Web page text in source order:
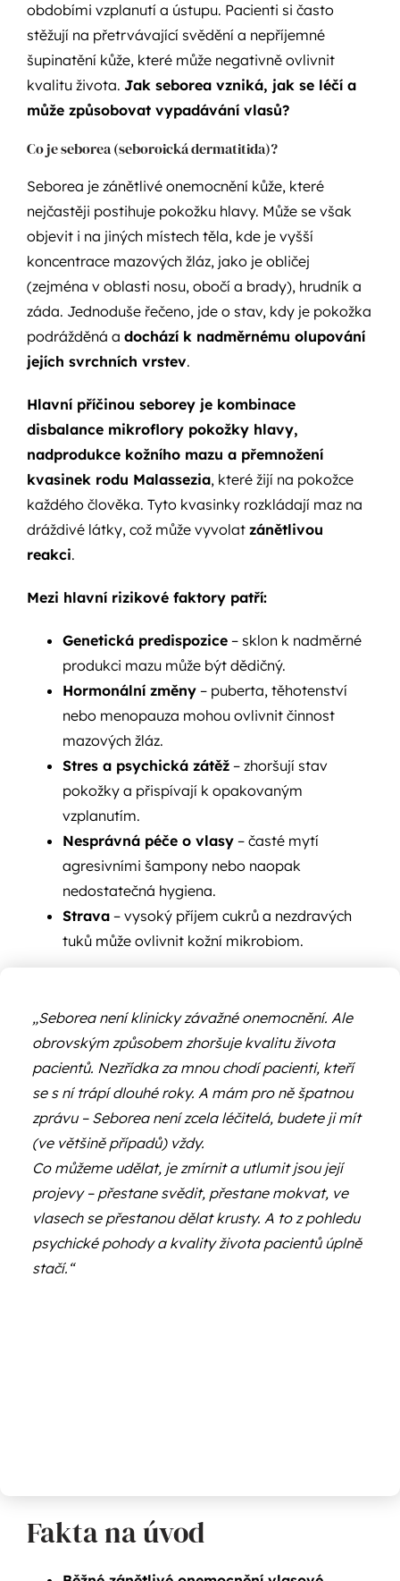
obdobími vzplanutí a ústupu. Pacienti si často
stěžují na přetrvávající svědění a nepříjemné
šupinatění kůže, které může negativně ovlivnit
kvalitu života. Jak seborea vzniká, jak se léčí a
může způsobovat vypadávání vlasů?
Co je seborea (seboroická dermatitida)?
Seborea je zánětlivé onemocnění kůže, které
nejčastěji postihuje pokožku hlavy. Může se však
objevit i na jiných místech těla, kde je vyšší
koncentrace mazových žláz, jako je obličej
(zejména v oblasti nosu, obočí a brady), hrudník a
záda. Jednoduše řečeno, jde o stav, kdy je pokožka
podrážděná a dochází k nadměrnému olupování
jejích svrchních vrstev.
Hlavní příčinou seborey je kombinace
disbalance mikroflory pokožky hlavy,
nadprodukce kožního mazu a přemnožení
kvasinek rodu Malassezia, které žijí na pokožce
každého člověka. Tyto kvasinky rozkládají maz na
dráždivé látky, což může vyvolat zánětlivou
reakci.
Mezi hlavní rizikové faktory patří:
Genetická predispozice– sklon k nadměrné
produkci mazu může být dědičný.
Hormonální změny– puberta, těhotenství
nebo menopauza mohou ovlivnit činnost
mazových žláz.
Stres a psychická zátěž– zhoršují stav
pokožky a přispívají k opakovaným
vzplanutím.
Nesprávná péče o vlasy– časté mytí
agresivními šampony nebo naopak
nedostatečná hygiena.
Strava– vysoký příjem cukrů a nezdravých
tuků může ovlivnit kožní mikrobiom.
„Seborea není klinicky závažné onemocnění. Ale
obrovským způsobem zhoršuje kvalitu života
pacientů. Nezřídka za mnou chodí pacienti, kteří
se s ní trápí dlouhé roky. A mám pro ně špatnou
zprávu – Seborea není zcela léčitelá, budete ji mít
(ve většině případů) vždy.
Co můžeme udělat, je zmírnit a utlumit jsou její
projevy – přestane svědit, přestane mokvat, ve
vlasech se přestanou dělat krusty. A to z pohledu
psychické pohody a kvality života pacientů úplně
stačí.“
Fakta na úvod